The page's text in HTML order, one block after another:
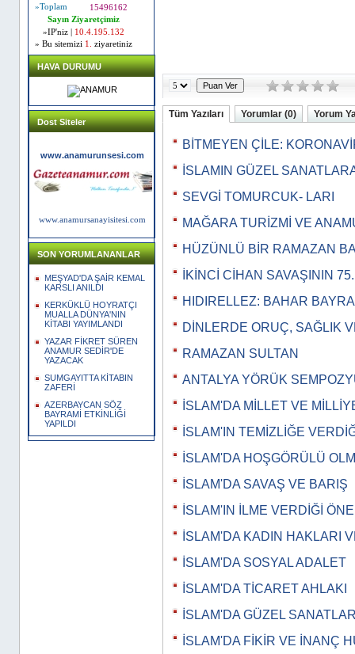
»Toplam
15496162
Sayın Ziyaretçimiz
»IP'niz |
10.4.195.132
» Bu sitemizi 1. ziyaretiniz
HAVA DURUMU
Dost Siteler
www.anamurunsesi.com
www.anamursanayisitesi.com
SON YORUMLANANLAR
MEŞYAD'DA ŞAİR KEMAL
KARSLI ANILDI
KERKÜKLÜ HOYRATÇI
MUALLA DÜNYA'NIN
KİTABI YAYIMLANDI
YAZAR FİKRET SÜREN
ANAMUR SEDİR'DE
YAZACAK
SUMGAYITTA KİTABIN
ZAFERİ
AZERBAYCAN SÖZ
BAYRAMİ ETKİNLİĞİ
YAPILDI
Tüm Yazıları Yorumlar (0) Yorum
BİTMEYEN ÇİLE:
İSLAMIN GÜZEL
SEVGİ TOMURCUK- LARI
MAĞARA TURİZMİ VE
HÜZÜNLÜ BİR RAMAZAN
İKİNCİ CİHAN SAVAŞININ
HIDIRELLEZ: BAHAR
DİNLERDE ORUÇ, SAĞLIK
RAMAZAN SULTAN
ANTALYA YÖRÜK
İSLAM'DA MİLLET VE
İSLAM'IN TEMİZLİĞE
İSLAM'DA HOŞGÖRÜLÜ
İSLAM'DA SAVAŞ VE BARIŞ
İSLAM'IN İLME VERDİĞİ
İSLAM'DA KADIN HAKLARI
İSLAM'DA SOSYAL ADALET
İSLAM'DA TİCARET AHLAKI
İSLAM'DA GÜZEL
İSLAM'DA FİKİR VE İNANÇ